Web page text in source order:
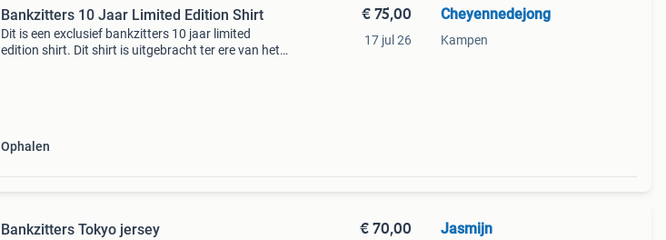
Bankzitters 10 Jaar Limited Edition Shirt
Dit is een exclusief bankzitters 10 jaar limited
edition shirt. Dit shirt is uitgebracht ter ere van het
Ophalen
€ 75,00
17 jul 26
Cheyennedejong
Kampen
Bankzitters Tokyo jersey € 70,00 Jasmijn